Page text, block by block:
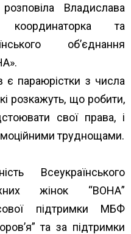
Владислава
координаторка та
об’єднання
є параюрістки з числа
розкажуть, що робити,
свої права, і
труднощами.
Всеукраїнського
жінок “ВОНА”
підтримки МБФ
та за підтримки